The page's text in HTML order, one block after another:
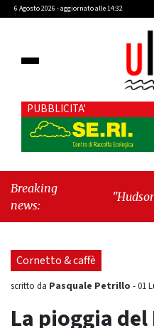
6 Agosto 2026 - aggiornato alle 14:32
PUBBLICITA'
Breaking
news:
"Hudson
Cornetto & caffè
scritto da Pasquale Petrillo -01
La pioggia